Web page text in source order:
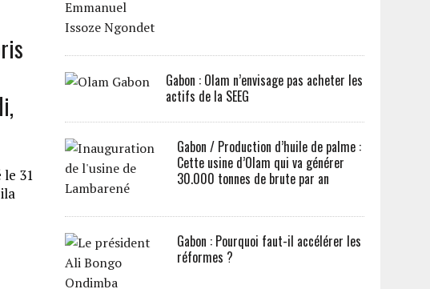
31
Gabon : Olam n’envisage pas acheter les
actifs de la SEEG
Gabon / Production d’huile de palme :
Cette usine d’Olam qui va générer
30.000 tonnes de brute par an
Gabon : Pourquoi faut-il accélérer les
réformes ?